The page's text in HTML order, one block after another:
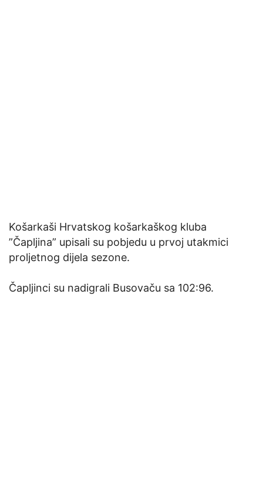
Košarkaši Hrvatskog košarkaškog kluba
”Čapljina” upisali su pobjedu u prvoj utakmici
proljetnog dijela sezone.
Čapljinci su nadigrali Busovaču sa 102:96.